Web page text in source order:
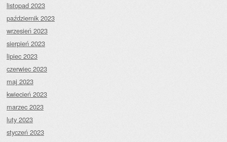
listopad 2023
październik 2023
wrzesień 2023
sierpień 2023
lipiec 2023
czerwiec 2023
maj 2023
kwiecień 2023
marzec 2023
luty 2023
styczeń 2023